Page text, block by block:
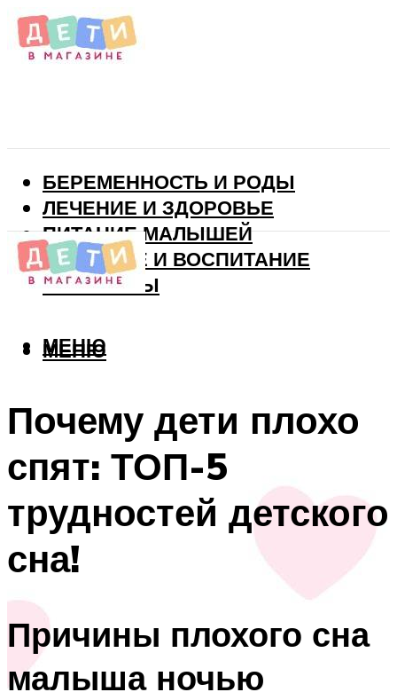
БЕРЕМЕННОСТЬ И РОДЫ
ЛЕЧЕНИЕ И ЗДОРОВЬЕ
ПИТАНИЕ МАЛЫШЕЙ
РАЗВИТИЕ И ВОСПИТАНИЕ
ВИТАМИНЫ
МЕНЮ
МЕНЮ
Почему дети плохо
спят: ТОП-5
трудностей детского
сна!
Причины плохого сна
малыша ночью